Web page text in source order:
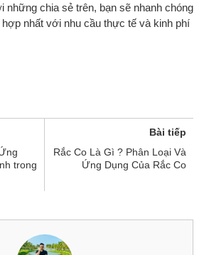
những chia sẻ trên, bạn sẽ nhanh chóng
nhất với nhu cầu thực tế và kinh phí
trong
Bài tiếp
Rắc Co Là Gì ? Phân Loại Và
Ứng Dụng Của Rắc Co